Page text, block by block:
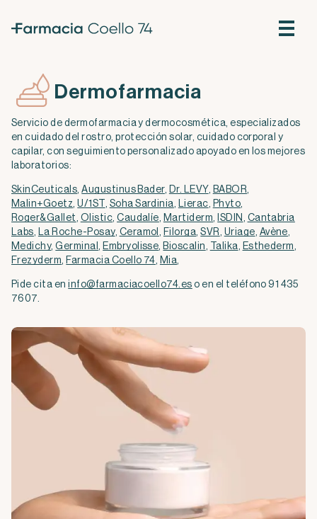
Dermofarmacia
Servicio de dermofarmacia y dermocosmética, especializados
en cuidado del rostro, protección solar, cuidado corporal y
capilar, con seguimiento personalizado apoyado en los mejores
laboratorios:
SkinCeuticals,Augustinus Bader, Dr. LEVY, BABOR,
Malin+Goetz,U/1ST , Soha Sardinia, Lierac, Phyto,
Roger&Gallet, Olistic,Caudalíe, Martiderm, ISDIN , Cantabria
Labs, La Roche-Posay, Ceramol , Filorga,SVR, Uriage, Avène,
Medichy,Germinal, Embryolisse, Bioscalin, Talika, Esthederm,
Frezyderm, Farmacia Coello 74, Mia,
Pide cita eninfo@farmaciacoello74.es o en el teléfono 91 435
7607.